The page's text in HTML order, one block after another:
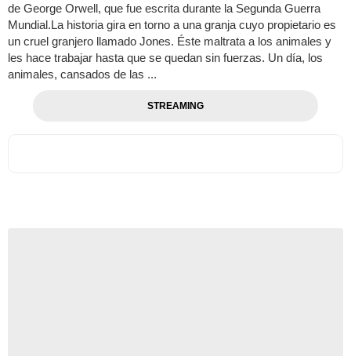
de George Orwell, que fue escrita durante la Segunda Guerra
Mundial.La historia gira en torno a una granja cuyo propietario es
un cruel granjero llamado Jones. Éste maltrata a los animales y
les hace trabajar hasta que se quedan sin fuerzas. Un día, los
animales, cansados de las ...
STREAMING